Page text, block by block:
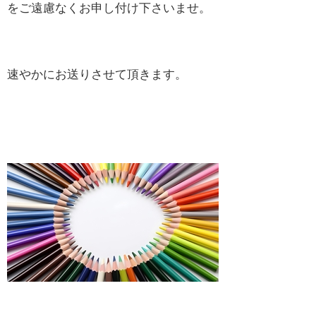
をご遠慮なくお申し付け下さいませ。
速やかにお送りさせて頂きます。